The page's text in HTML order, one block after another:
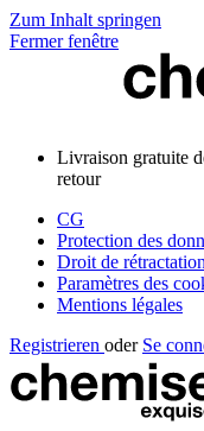
Zum Inhalt springen
Fermer fenêtre
Livraison gratuite
retour
CG
Protection des
Droit de rétractation
Paramètres des
Mentions légales
Registrieren oder Se